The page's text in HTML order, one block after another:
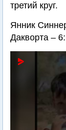
третий круг.
Янник
Дакворта –